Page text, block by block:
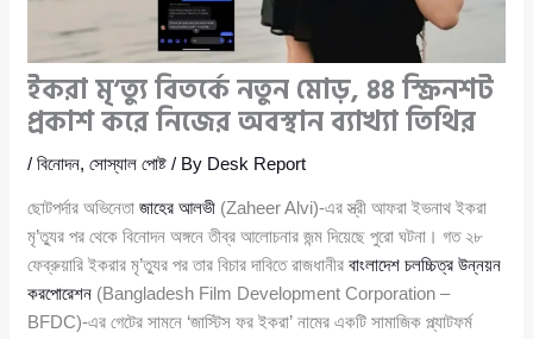
ইকরা মৃ’ত্যু বিতর্কে নতুন মোড়, ৪৪ স্ক্রিনশট
প্রকাশ করে নিজের অবস্থান ব্যাখ্যা তিথির
/বিনোদন,সোস্যাল পোষ্ট / By Desk Report
ছোটপর্দার অভিনেতাজাহের আলভী (Zaheer Alvi)-এর স্ত্রী আফরা ইভনাথ ইকরা
মৃ’ত্যুর পর থেকে বিনোদন অঙ্গনে তীব্র আলোচনার জন্ম দিয়েছে পুরো ঘটনা। গত ২৮
ফেব্রুয়ারি ইকরার মৃ’ত্যুর পর তার বিচার দাবিতে রাজধানীরবাংলাদেশ চলচ্চিত্র উন্নয়ন
করপোরেশন (Bangladesh Film Development Corporation –
BFDC)-এর গেটের সামনে ‘জাস্টিস ফর ইকরা’ নামের একটি সামাজিক প্ল্যাটফর্ম